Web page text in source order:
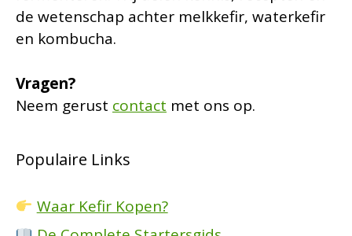
de wetenschap achter melkkefir, waterkefir
en kombucha.
Vragen?
Neem gerust contact met ons op.
Populaire Links
Waar Kefir Kopen?